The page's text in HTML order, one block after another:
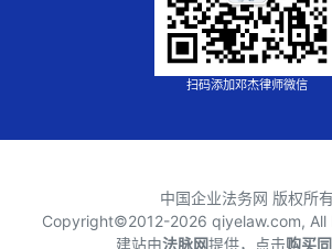
扫码添加邓杰律师微信
中国企业法务网 版权所有
Copyright©2012-2026 qiyelaw.com, All
建站由法脉网提供，点击购买